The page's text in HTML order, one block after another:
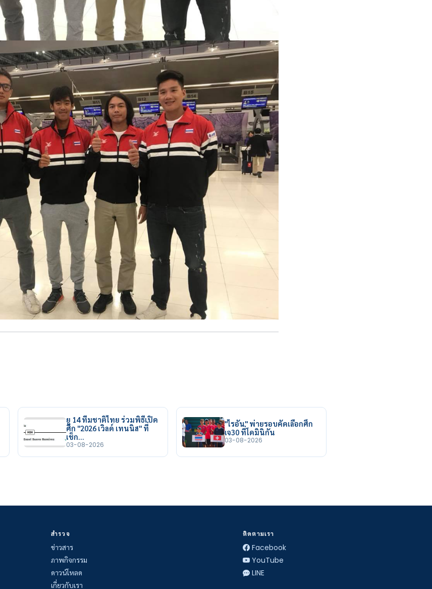
ยู 14 ทีมชาติไทย ร่วมพิธีเปิด
ศึก "2026 เวิลด์ เทนนิส" ที่
เช็ก…
03-08-2026
"ไรอัน" พ่ายรอบคัดเลือกศึก
เจ30 ที่โดมินิกัน
03-08-2026
สำรวจ
ข่าวสาร
ภาพกิจกรรม
ดาวน์โหลด
เกี่ยวกับเรา
ติดตามเรา
Facebook
YouTube
LINE